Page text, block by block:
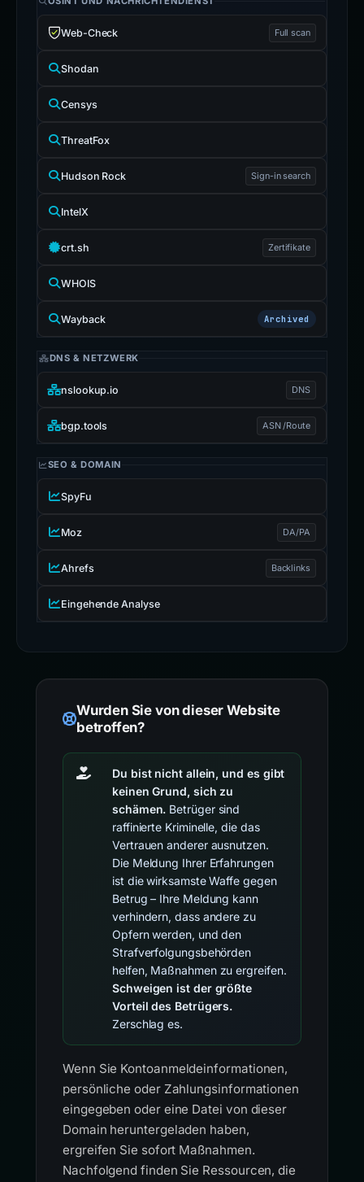
Web-Check Full scan
Shodan
Censys
ThreatFox
Hudson Rock Sign-in search
IntelX
crt.sh Zertifikate
WHOIS
Wayback Archived
DNS & NETZWERK
nslookup.io DNS
bgp.tools ASN /Route
SEO & DOMAIN
SpyFu
Moz DA/PA
Ahrefs Backlinks
Eingehende Analyse
Wurden Sie von dieser Website
betroffen?
Du bist nicht allein, und es gibt
keinen Grund, sich zu
schämen. Betrüger sind
raffinierte Kriminelle, die das
Vertrauen anderer ausnutzen.
Die Meldung Ihrer Erfahrungen
ist die wirksamste Waffe gegen
Betrug – Ihre Meldung kann
verhindern, dass andere zu
Opfern werden, und den
Strafverfolgungsbehörden
helfen, Maßnahmen zu ergreifen.
Schweigen ist der größte
Vorteil des Betrügers.
Zerschlag es.
Wenn Sie Kontoanmeldeinformationen,
persönliche oder Zahlungsinformationen
eingegeben oder eine Datei von dieser
Domain heruntergeladen haben,
ergreifen Sie sofort Maßnahmen.
Nachfolgend finden Sie Ressourcen, die